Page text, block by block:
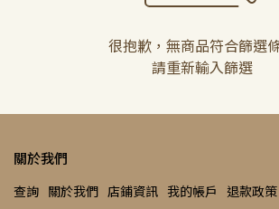
很抱歉，無商品符合篩選
請重新輸入篩選
關於我們
查詢 關於我們 店鋪資訊 我的帳戶 退款政策